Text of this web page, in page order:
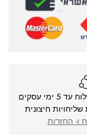
5 ימי עסקים
חיצונית
ו- החזרות